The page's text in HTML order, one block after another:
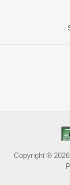
Copyright ®